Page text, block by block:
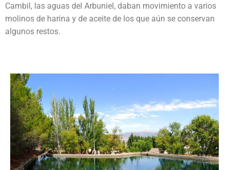
Cambil, las aguas del Arbuniel, daban movimiento a varios
molinos de harina y de aceite de los que aún se conservan
algunos restos.